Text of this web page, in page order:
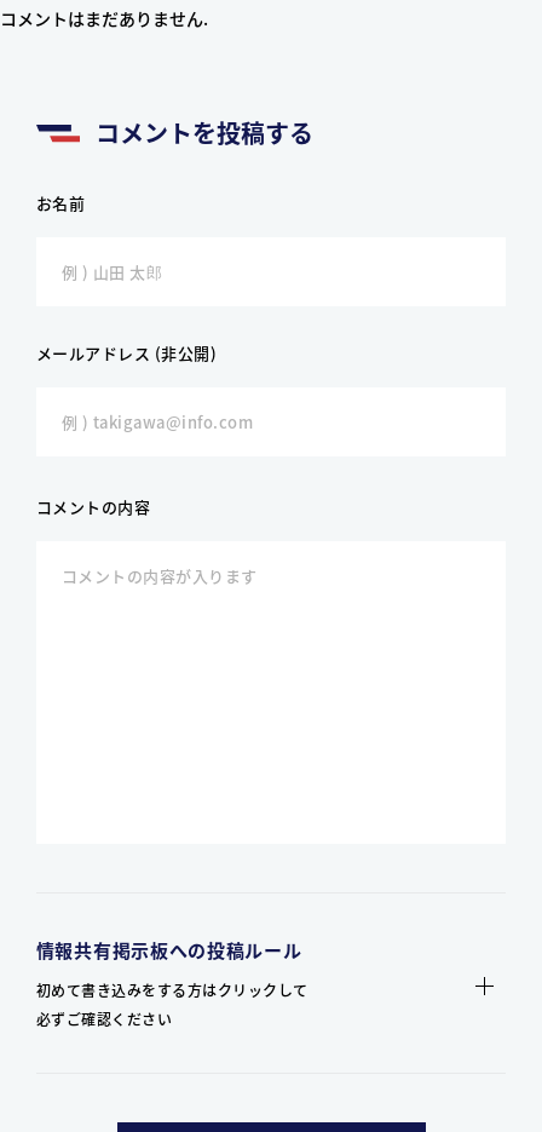
コメントはまだありません.
コメントを投稿する
お名前
メールアドレス (非公開)
コメントの内容
情報共有掲示板への投稿ルール
初めて書き込みをする方はクリックして
必ずご確認ください